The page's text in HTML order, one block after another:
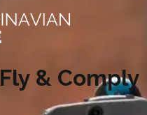
Fly & Comply